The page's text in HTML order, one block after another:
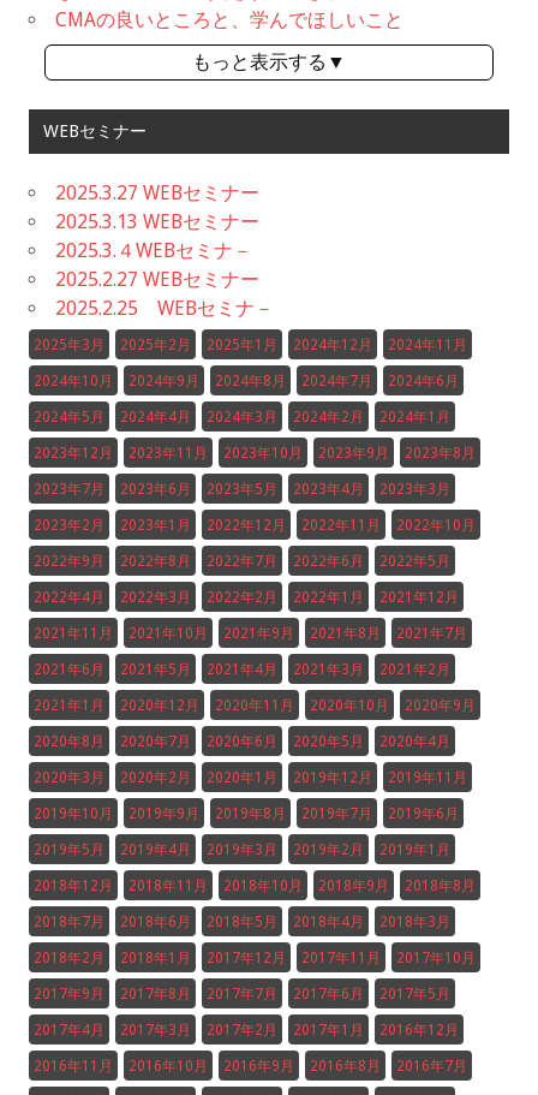
CMAの良いところと、学んでほしいこと
もっと表示する▼
WEBセミナー
2025.3.27 WEBセミナー
2025.3.13 WEBセミナー
2025.3.４WEBセミナ－
2025.2.27 WEBセミナー
2025.2.25 WEBセミナ－
2025年3月 2025年2月 2025年1月 2024年12月 2024年11月
2024年10月 2024年9月 2024年8月 2024年7月 2024年6月
2024年5月 2024年4月 2024年3月 2024年2月 2024年1月
2023年12月 2023年11月 2023年10月 2023年9月 2023年8月
2023年7月 2023年6月 2023年5月 2023年4月 2023年3月
2023年2月 2023年1月 2022年12月 2022年11月 2022年10月
2022年9月 2022年8月 2022年7月 2022年6月 2022年5月
2022年4月 2022年3月 2022年2月 2022年1月 2021年12月
2021年11月 2021年10月 2021年9月 2021年8月 2021年7月
2021年6月 2021年5月 2021年4月 2021年3月 2021年2月
2021年1月 2020年12月 2020年11月 2020年10月 2020年9月
2020年8月 2020年7月 2020年6月 2020年5月 2020年4月
2020年3月 2020年2月 2020年1月 2019年12月 2019年11月
2019年10月 2019年9月 2019年8月 2019年7月 2019年6月
2019年5月 2019年4月 2019年3月 2019年2月 2019年1月
2018年12月 2018年11月 2018年10月 2018年9月 2018年8月
2018年7月 2018年6月 2018年5月 2018年4月 2018年3月
2018年2月 2018年1月 2017年12月 2017年11月 2017年10月
2017年9月 2017年8月 2017年7月 2017年6月 2017年5月
2017年4月 2017年3月 2017年2月 2017年1月 2016年12月
2016年11月 2016年10月 2016年9月 2016年8月 2016年7月